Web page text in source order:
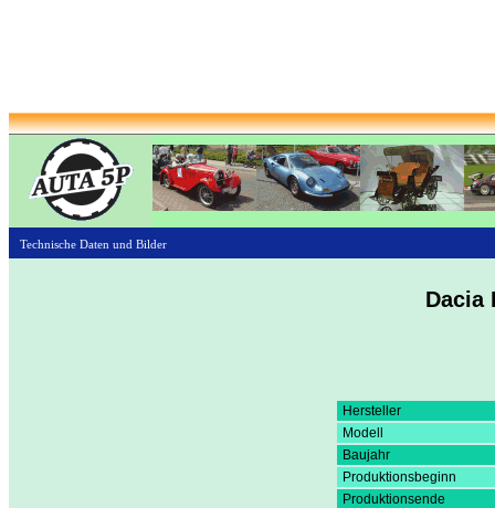
Technische Daten und Bilder
Dacia
Hersteller
Modell
Baujahr
Produktionsbeginn
Produktionsende